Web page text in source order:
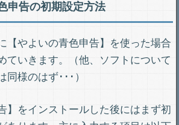
申告の初期設定方法
【やよいの青色申告】を使った場合
ていきます。（他、ソフトについて
同様のはず･･･）
】をインストールした後にはまず初